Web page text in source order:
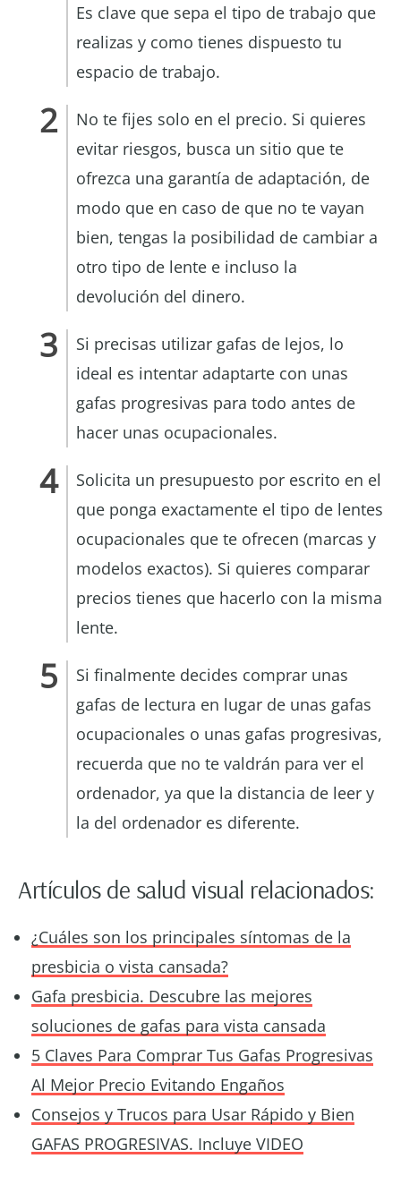
Es clave que sepa el tipo de trabajo que
realizas y como tienes dispuesto tu
espacio de trabajo.
No te fijes solo en el precio. Si quieres
evitar riesgos, busca un sitio que te
ofrezca una garantía de adaptación, de
modo que en caso de que no te vayan
bien, tengas la posibilidad de cambiar a
otro tipo de lente e incluso la
devolución del dinero.
Si precisas utilizar gafas de lejos, lo
ideal es intentar adaptarte con unas
gafas progresivas para todo antes de
hacer unas ocupacionales.
Solicita un presupuesto por escrito en el
que ponga exactamente el tipo de lentes
ocupacionales que te ofrecen (marcas y
modelos exactos). Si quieres comparar
precios tienes que hacerlo con la misma
lente.
Si finalmente decides comprar unas
gafas de lectura en lugar de unas gafas
ocupacionales o unas gafas progresivas,
recuerda que no te valdrán para ver el
ordenador, ya que la distancia de leer y
la del ordenador es diferente.
Artículos de salud visual relacionados:
¿Cuáles son los principales síntomas de la
presbicia o vista cansada?
Gafa presbicia. Descubre las mejores
soluciones de gafas para vista cansada
5 Claves Para Comprar Tus Gafas Progresivas
Al Mejor Precio Evitando Engaños
Consejos y Trucos para Usar Rápido y Bien
GAFAS PROGRESIVAS. Incluye VIDEO